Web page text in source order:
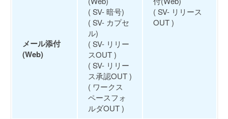
メール添付
(Web)
( SV- 暗号)
( SV- カプセ
ル)
( SV- リリー
スOUT )
( SV- リリー
ス承認OUT )
( ワークス
ペースフォ
ルダOUT )
( SV- リリース
OUT )